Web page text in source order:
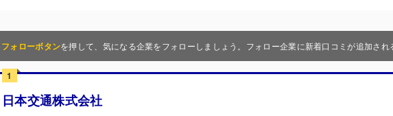
フォローボタンを押して、気になる企業をフォローしましょう。フォロー企業に新着口コミが追加され
1
日本交通株式会社